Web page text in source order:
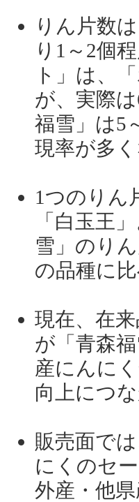
りん片数
り1～2個
ト」は、
が、実際
福雪」は5
現率が多
1つのりん
「白玉王
雪」のり
の品種に
現在、在
が「青森
産にんに
向上につ
販売面で
にくのセ
外産・他